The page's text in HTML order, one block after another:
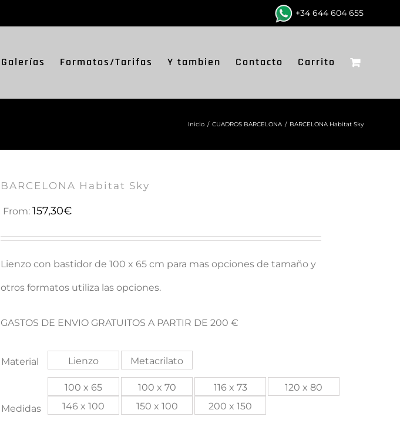
+34 644 604 655
Galerías Formatos/Tarifas Y tambien Contacto Carrito
Inicio / CUADROS BARCELONA / BARCELONA Habitat Sky
BARCELONA Habitat Sky
From:157,30€
Lienzo con bastidor de 100 x 65 cm para mas opciones de tamaño y
otros formatos utiliza las opciones.
GASTOS DE ENVIO GRATUITOS A PARTIR DE 200 €
Material Lienzo Metacrilato
Medidas
100 x 65 100 x 70 116 x 73
120 x 80
146 x 100
150 x 100 200 x 150